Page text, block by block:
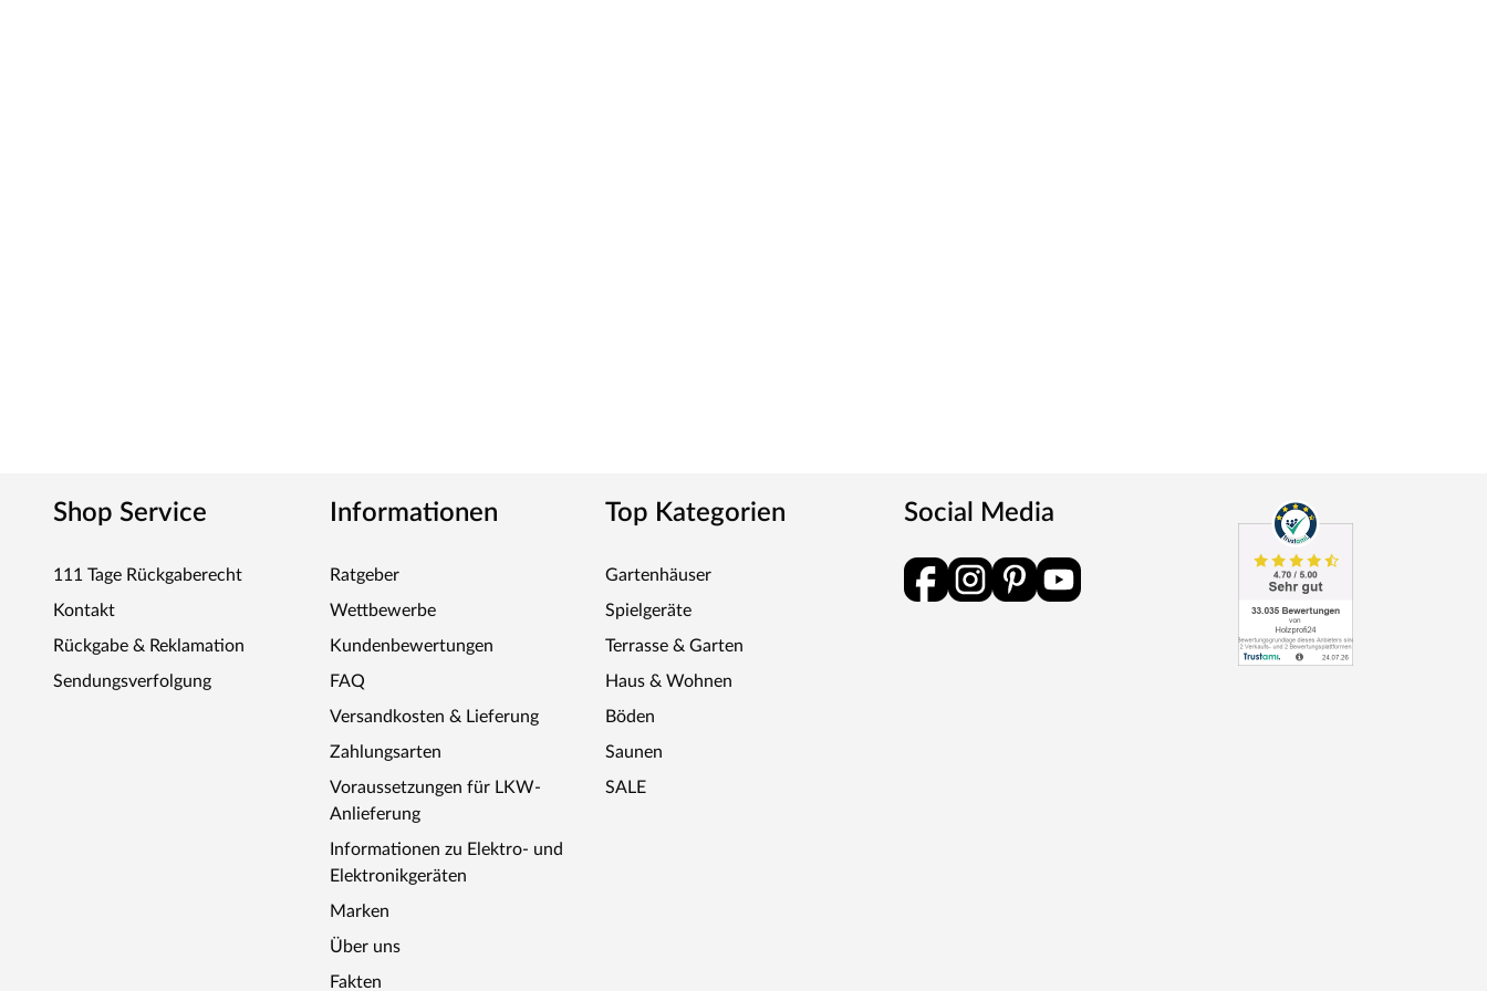
Strapazierfähigkeit auf höchstem Niveau. Eben Qualität mit System - ein Anspruch, der spürbar ist.
Shop Service
111 Tage Rückgaberecht
Kontakt
Rückgabe & Reklamation
Sendungsverfolgung
Informationen
Ratgeber
Wettbewerbe
Kundenbewertungen
FAQ
Versandkosten & Lieferung
Zahlungsarten
Voraussetzungen für LKW-
Anlieferung
Informationen zu Elektro- und
Elektronikgeräten
Marken
Über uns
Fakten
Top Kategorien
Gartenhäuser
Spielgeräte
Terrasse & Garten
Haus & Wohnen
Böden
Saunen
SALE
Social Media